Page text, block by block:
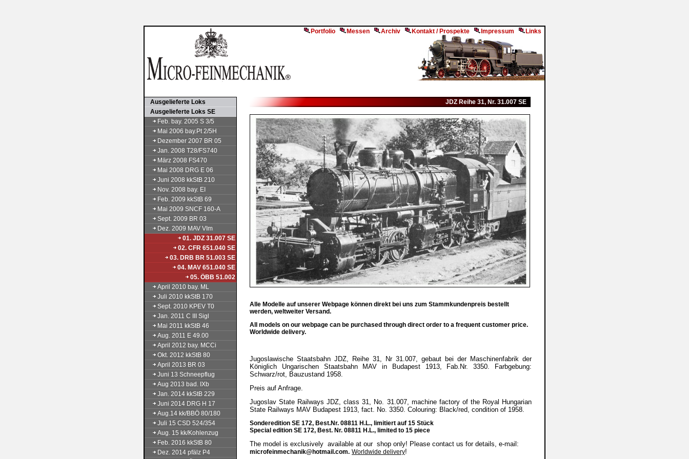
Portfolio Messen Archiv Kontakt / Prospekte Impressum Links
Ausgelieferte Loks
Ausgelieferte Loks SE
Feb. bay. 2005 S 3/5
Mai 2006 bay.Pt 2/5H
Dezember 2007 BR 05
Jan. 2008 T28/FS740
März 2008 FS470
Mai 2008 DRG E 06
Juni 2008 kkStB 210
Nov. 2008 bay. EI
Feb. 2009 kkStB 69
Mai 2009 SNCF 160-A
Sept. 2009 BR 03
Dez. 2009 MAV VIm
01. JDZ 31.007 SE
02. CFR 651.040 SE
03. DRB BR 51.003 SE
04. MAV 651.040 SE
05. ÖBB 51.002
April 2010 bay. ML
Juli 2010 kkStB 170
Sept. 2010 KPEV T0
Jan. 2011 C III Sigl
Mai 2011 kkStB 46
Aug. 2011 E 49.00
April 2012 bay. MCCi
Okt. 2012 kkStB 80
April 2013 BR 03
Juni 13 Schneepflug
Aug 2013 bad. IXb
Jan. 2014 kkStB 229
Juni 2014 DRG H 17
Aug.14 kk/BBÖ 80/180
Juli 15 CSD 524/354
Aug. 15 kk/Kohlenzug
Feb. 2016 kkStB 80
Dez. 2014 pfälz P4
JDZ Reihe 31, Nr. 31.007 SE
Alle Modelle auf unserer Webpage können direkt bei uns zum Stammkundenpreis bestellt
werden, weltweiter Versand.
All models on our webpage can be purchased through direct order to a frequent customer price.
Worldwide delivery.
Jugoslawische Staatsbahn JDZ, Reihe 31, Nr 31.007, gebaut bei der Maschinenfabrik der
Königlich Ungarischen Staatsbahn MAV in Budapest 1913, Fab.Nr. 3350. Farbgebung:
Schwarz/rot, Bauzustand 1958.
Preis auf Anfrage.
Jugoslav State Railways JDZ, class 31, No. 31.007, machine factory of the Royal Hungarian
State Railways MAV Budapest 1913, fact. No. 3350. Colouring: Black/red, condition of 1958.
Sonderedition SE 172, Best.Nr. 08811 H.L., limitiert auf 15 Stück
Special edition SE 172, Best. Nr. 08811 H.L., limited to 15 piece
The model is exclusively available at our shop only! Please contact us for details, e-mail:
microfeinmechanik@hotmail.com. Worldwide delivery!